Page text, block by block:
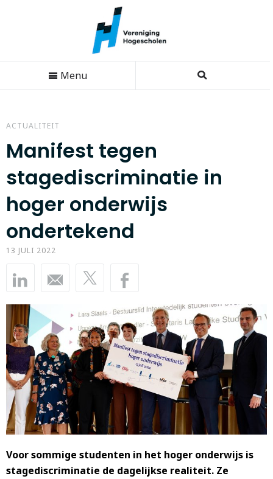
Menu
ACTUALITEIT
Manifest tegen
stagediscriminatie in
hoger onderwijs
ondertekend
13 JULI 2022
Voor sommige studenten in het hoger onderwijs is
stagediscriminatie de dagelijkse realiteit. Ze